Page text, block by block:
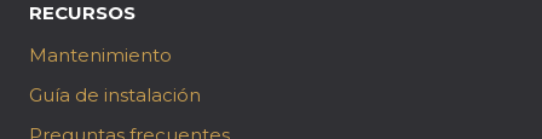
RECURSOS
Mantenimiento
Guía de instalación